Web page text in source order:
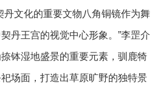
丹文化的重要文物八角铜镜作为舞
丹王宫的视觉中心形象。”李罡介
钵湿地盛景的重要元素，驯鹿犄
场面，打造出草原旷野的独特景